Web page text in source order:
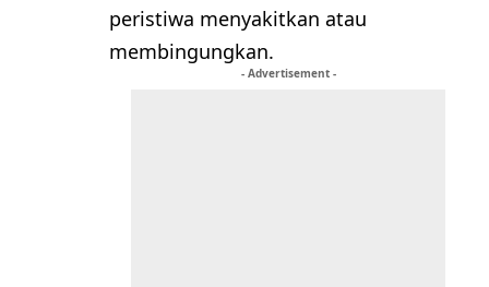
peristiwa menyakitkan atau
membingungkan.
- Advertisement -